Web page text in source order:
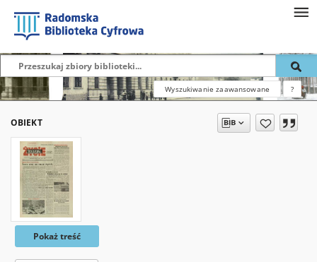
Wyszukiwanie zaawansowane ?
OBIEKT
Pokaż treść